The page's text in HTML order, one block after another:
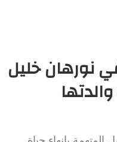
نورهان خليل